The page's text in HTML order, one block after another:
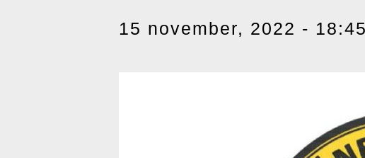
15 november, 2022 - 18:45